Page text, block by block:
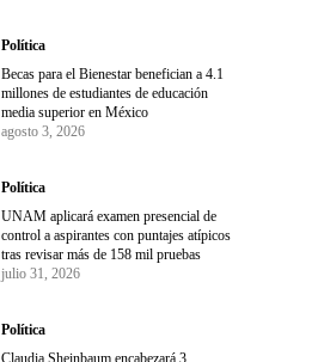
Política
Becas para el Bienestar benefician a 4.1
millones de estudiantes de educación
media superior en México
agosto 3, 2026
Política
UNAM aplicará examen presencial de
control a aspirantes con puntajes atípicos
tras revisar más de 158 mil pruebas
julio 31, 2026
Política
Claudia Sheinbaum encabezará 3